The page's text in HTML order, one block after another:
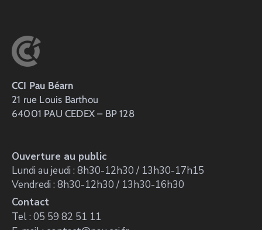
CCI Pau Béarn
21 rue Louis Barthou
64001 PAU CEDEX – BP 128
Ouverture au public
Lundi au jeudi : 8h30-12h30 / 13h30-17h15
Vendredi : 8h30-12h30 / 13h30-16h30
Contact
Tel : 05 59 82 51 11